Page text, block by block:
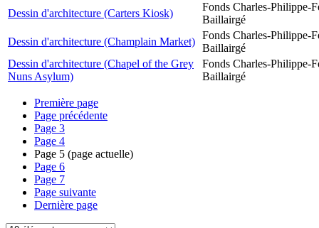
Dessin d'architecture (Carters Kiosk)
Fonds Charles-Philippe-
Baillairgé
Dessin d'architecture (Champlain Market)
Fonds Charles-Philippe-
Baillairgé
Dessin d'architecture (Chapel of the Grey
Nuns Asylum)
Fonds Charles-Philippe-
Baillairgé
Première page
Page précédente
Page 3
Page 4
Page 5 (page actuelle)
Page 6
Page 7
Page suivante
Dernière page